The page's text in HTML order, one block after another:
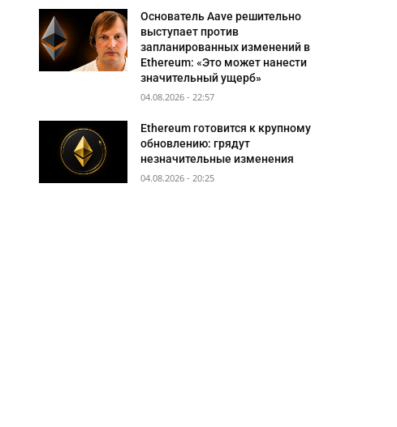
Основатель Aave решительно
выступает против
запланированных изменений в
Ethereum: «Это может нанести
значительный ущерб»
04.08.2026 - 22:57
Ethereum готовится к крупному
обновлению: грядут
незначительные изменения
04.08.2026 - 20:25